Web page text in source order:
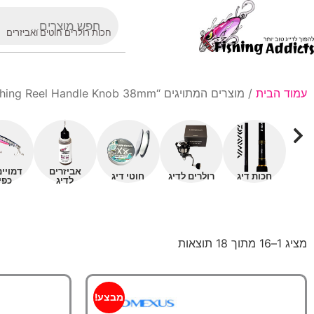
חכות רולרים חוטים ואביזרים
עמוד הבית / מוצרים המתויגים “Fishing Reel Handle Knob 38mm”
חכות דיג רולרים לדיג חוטי דיג
אביזרים
לדיג
מציג 1–16 מתוך 18 תוצאות
מבצע!